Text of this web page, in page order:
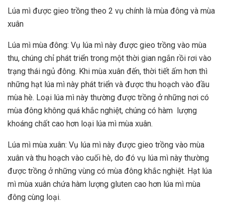
Lúa mì được gieo trồng theo 2 vụ chính là mùa đông và mùa
xuân
Lúa mì mùa đông: Vụ lúa mì này được gieo trồng vào mùa
thu, chúng chỉ phát triển trong một thời gian ngắn rồi rơi vào
trạng thái ngủ đông. Khi mùa xuân đến, thời tiết ấm hơn thì
những hạt lúa mì này phát triển và được thu hoạch vào đầu
mùa hè. Loại lúa mì này thường được trồng ở những nơi có
mùa đông không quá khắc nghiệt, chúng có hàm lượng
khoáng chất cao hơn loại lúa mì mùa xuân.
Lúa mì mùa xuân: Vụ lúa mì này được gieo trồng vào mùa
xuân và thu hoạch vào cuối hè, do đó vụ lúa mì này thường
được trồng ở những vùng có mùa đông khắc nghiệt. Hạt lúa
mì mùa xuân chứa hàm lượng gluten cao hơn lúa mì mùa
đông cùng loại.